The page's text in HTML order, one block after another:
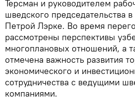
Терсман и руководителем
шведского председательства
Петрой Лэрке. Во время
рассмотрены перспективы
многоплановых отношений, а
отмечена важность развития
экономического и
сотрудничества с ведущими
компаниями.